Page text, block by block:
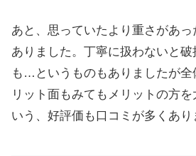
あと、思っていたより重さがあ
ありました。丁寧に扱わないと
も…というものもありましたが全
リット面もみてもメリットの方
いう、好評価も口コミが多くあり